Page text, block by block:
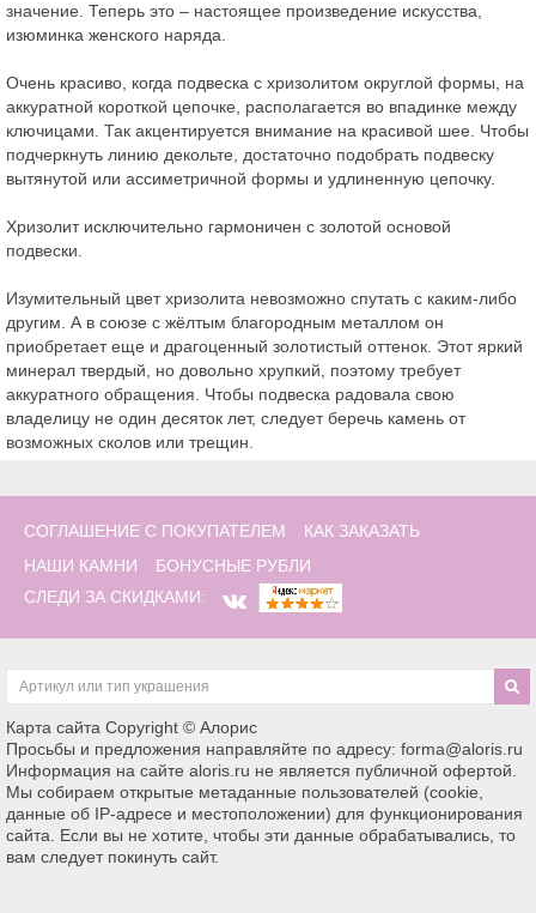
значение. Теперь это – настоящее произведение искусства,
изюминка женского наряда.
Очень красиво, когда подвеска с хризолитом округлой формы, на
аккуратной короткой цепочке, располагается во впадинке между
ключицами. Так акцентируется внимание на красивой шее. Чтобы
подчеркнуть линию декольте, достаточно подобрать подвеску
вытянутой или ассиметричной формы и удлиненную цепочку.
Хризолит исключительно гармоничен с золотой основой
подвески.
Изумительный цвет хризолита невозможно спутать с каким-либо
другим. А в союзе с жёлтым благородным металлом он
приобретает еще и драгоценный золотистый оттенок. Этот яркий
минерал твердый, но довольно хрупкий, поэтому требует
аккуратного обращения. Чтобы подвеска радовала свою
владелицу не один десяток лет, следует беречь камень от
возможных сколов или трещин.
СОГЛАШЕНИЕ С ПОКУПАТЕЛЕМ
КАК ЗАКАЗАТЬ
НАШИ КАМНИ
БОНУСНЫЕ РУБЛИ
СЛЕДИ ЗА СКИДКАМИ:
Карта сайта Copyright © Алорис
Просьбы и предложения направляйте по адресу: forma@aloris.ru
Информация на сайте aloris.ru не является публичной офертой.
Мы собираем открытые метаданные пользователей (cookie,
данные об IP-адресе и местоположении) для функционирования
сайта. Если вы не хотите, чтобы эти данные обрабатывались, то
вам следует покинуть сайт.